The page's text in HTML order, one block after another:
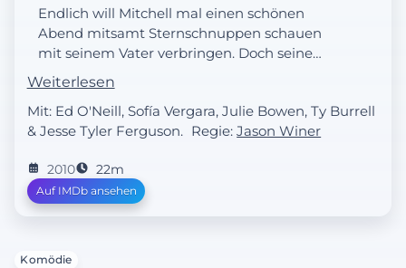
Endlich will Mitchell mal einen schönen
Abend mitsamt Sternschnuppen schauen
mit seinem Vater verbringen. Doch seine
Vorfreude ist hinüber, als er erfährt, dass
auch Manny mit dabei ist.
Weiterlesen
Mit: Ed O'Neill, Sofía Vergara, Julie Bowen, Ty Burrell
& Jesse Tyler Ferguson. Regie:Jason Winer
2010 22m
Auf IMDb ansehen
Komödie